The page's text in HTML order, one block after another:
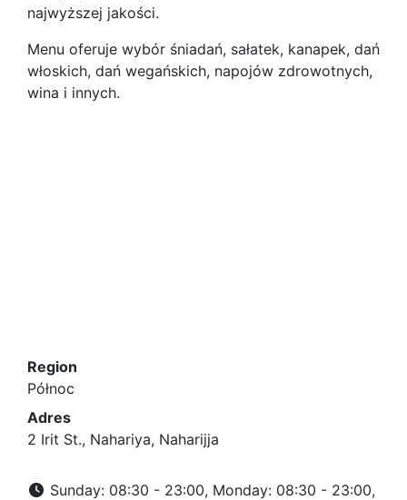
najwyższej jakości.
Menu oferuje wybór śniadań, sałatek, kanapek, dań
włoskich, dań wegańskich, napojów zdrowotnych,
wina i innych.
Region
Północ
Adres
2 Irit St., Nahariya, Naharijja
Sunday: 08:30 - 23:00, Monday: 08:30 - 23:00,